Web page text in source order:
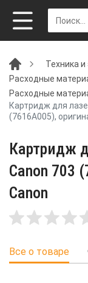
Техника и
Расходные
Расходные
Картридж для
(7616A005),
Картридж
Canon 703
Canon
Все о товаре